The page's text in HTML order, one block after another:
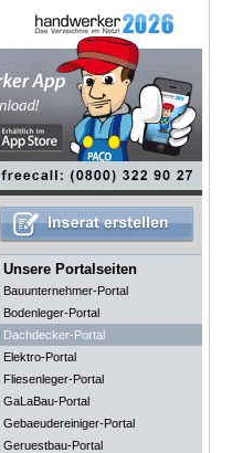
Unsere Portalseiten
Bauunternehmer-Portal
Bodenleger-Portal
Dachdecker-Portal
Elektro-Portal
Fliesenleger-Portal
GaLaBau-Portal
Gebaeudereiniger-Portal
Geruestbau-Portal